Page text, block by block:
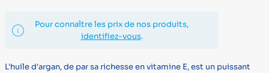
Pour connaître les prix de nos produits,
identifiez-vous.
L'huile d'argan, de par sa richesse en vitamine E, est un puissant